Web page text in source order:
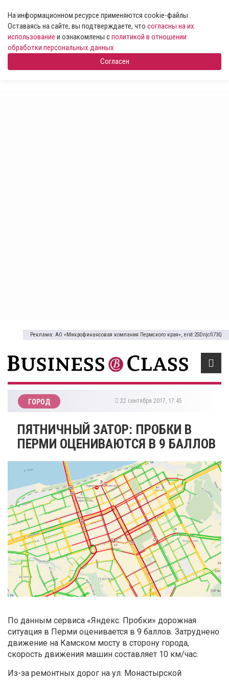
На информационном ресурсе применяются cookie-файлы .
Оставаясь на сайте, вы подтверждаете, что согласны на их
использование и ознакомлены сполитикой в отношении
обработки персональных данных
Согласен
Реклама: АО «Микрофинансовая компания Пермского края», erid:2SDnjcfi73Q
ГОРОД 22 сентября 2017, 17:45
ПЯТНИЧНЫЙ ЗАТОР: ПРОБКИ В
ПЕРМИ ОЦЕНИВАЮТСЯ В 9 БАЛЛОВ
По данным сервиса «Яндекс. Пробки» дорожная
ситуация в Перми оценивается в 9 баллов. Затруднено
движение на Камском мосту в сторону города,
скорость движения машин составляет 10 км/час.
Из-за ремонтных дорог на ул. Монастырской